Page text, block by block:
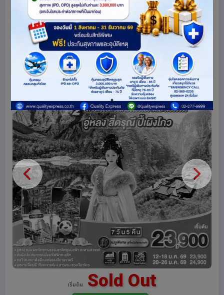
เอเชีย (FD) ทัวร์ไม่ลงร้าน
จีน 69 share
ดูโปรแกรมทัวร์
เริ่มต้น Sold Out